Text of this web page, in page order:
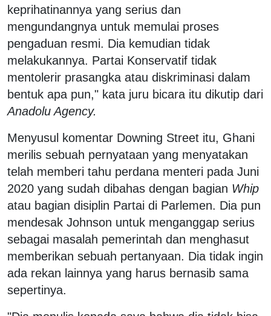
keprihatinannya yang serius dan
mengundangnya untuk memulai proses
pengaduan resmi. Dia kemudian tidak
melakukannya. Partai Konservatif tidak
mentolerir prasangka atau diskriminasi dalam
bentuk apa pun," kata juru bicara itu dikutip dari
Anadolu Agency.
Menyusul komentar Downing Street itu, Ghani
merilis sebuah pernyataan yang menyatakan
telah memberi tahu perdana menteri pada Juni
2020 yang sudah dibahas dengan bagian Whip
atau bagian disiplin Partai di Parlemen. Dia pun
mendesak Johnson untuk menganggap serius
sebagai masalah pemerintah dan menghasut
memberikan sebuah pertanyaan. Dia tidak ingin
ada rekan lainnya yang harus bernasib sama
sepertinya.